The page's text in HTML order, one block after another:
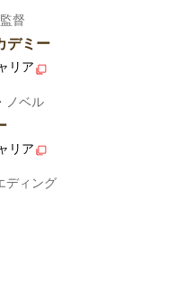
督
デミー
リア
ノベル
リア
ディング